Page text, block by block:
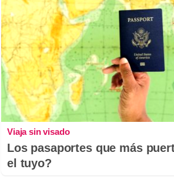
Viaja sin visado
Los pasaportes que más
el tuyo?